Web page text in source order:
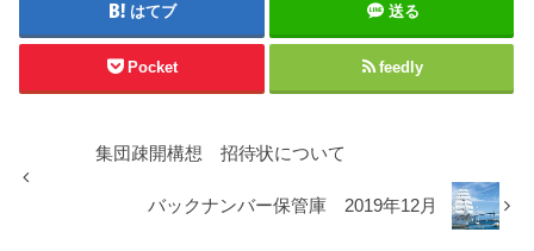
はてブ 送る
Pocket feedly
集団疎開構想 招待状について
バックナンバー保管庫 2019年12月